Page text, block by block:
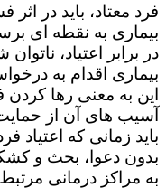
فرد معتاد، باید در
بیماری به نقطه ای
در برابر اعتیاد،
بیماری اقدام به
این به معنی رها
آسیب های آن از
باید زمانی که
بدون دعوا، بحث و
به مراکز درمانی